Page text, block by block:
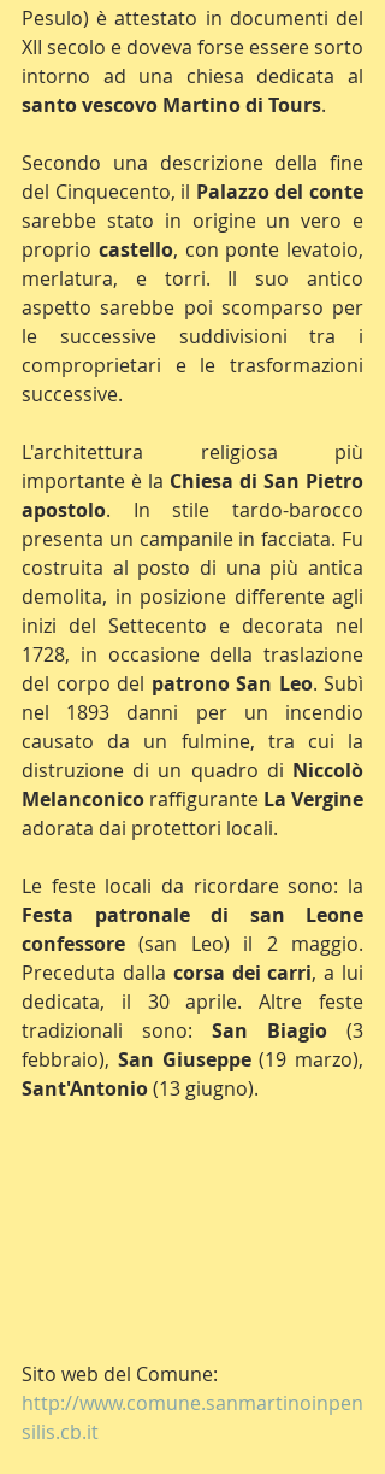
Pesulo) è attestato in documenti del
XII secolo e doveva forse essere sorto
santo vescovo Martino di Tours.
Secondo una descrizione della fine
del Cinquecento, il Palazzo del conte
sarebbe stato in origine un vero e
proprio castello, con ponte levatoio,
merlatura, e torri. Il suo antico
aspetto sarebbe poi scomparso per
le successive suddivisioni tra i
comproprietari e le trasformazioni
successive.
L'architettura religiosa più
importante è la Chiesa di San Pietro
apostolo. In stile tardo-barocco
presenta un campanile in facciata. Fu
costruita al posto di una più antica
demolita, in posizione differente agli
inizi del Settecento e decorata nel
1728, in occasione della traslazione
del corpo del patrono San Leo. Subì
nel 1893 danni per un incendio
causato da un fulmine, tra cui la
distruzione di un quadro di Niccolò
Melanconico raffigurante La Vergine
adorata dai protettori locali.
Festa patronale di san Leone
confessore (san Leo) il 2 maggio.
Preceduta dalla corsa dei carri, a lui
dedicata, il 30 aprile. Altre feste
tradizionali sono: San Biagio (3
febbraio), San Giuseppe
Sant'Antonio (13 giugno).
Sito web del Comune:
http://www.comune.sanmartinoinpen
silis.cb.it